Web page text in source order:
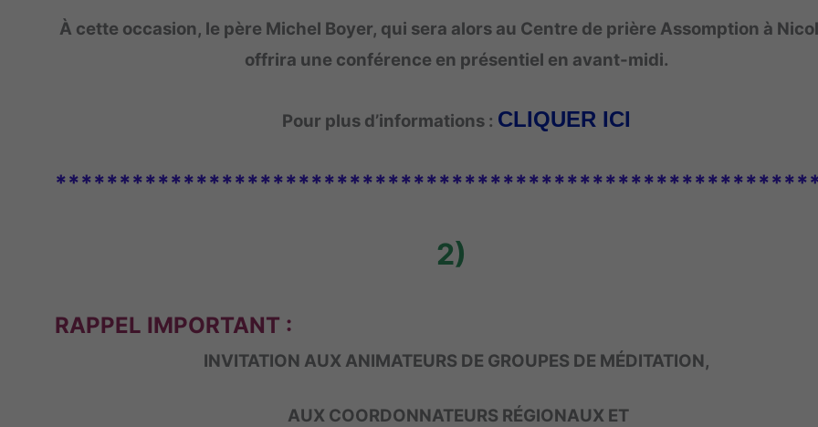
À cette occasion, le père Michel Boyer, qui sera alors au Centre de prière Assomption à
offrira une conférence en présentiel en avant-midi.
Pour plus d’informations : CLIQUER ICI
2)
RAPPEL IMPORTANT :
INVITATION AUX ANIMATEURS DE GROUPES DE MÉDITATION,
AUX COORDONNATEURS RÉGIONAUX ET